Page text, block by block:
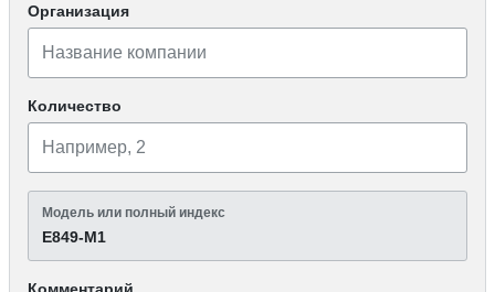
Организация
Количество
Модель или полный индекс
Е849-М1
Комментарий